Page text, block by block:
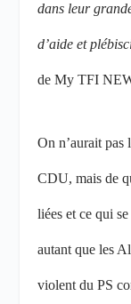
dans leur
d’aide et
de My TFI
On n’aurait
CDU, mais de
liées et ce qui
autant que les
violent du PS